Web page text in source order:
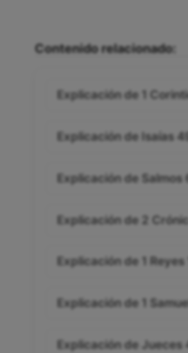
Contenido relacionado:
Explicación de 1
Explicación de Isaías
Explicación de Salmos
Explicación de 2
Explicación de 1 Reyes
Explicación de 1
Explicación de Jueces